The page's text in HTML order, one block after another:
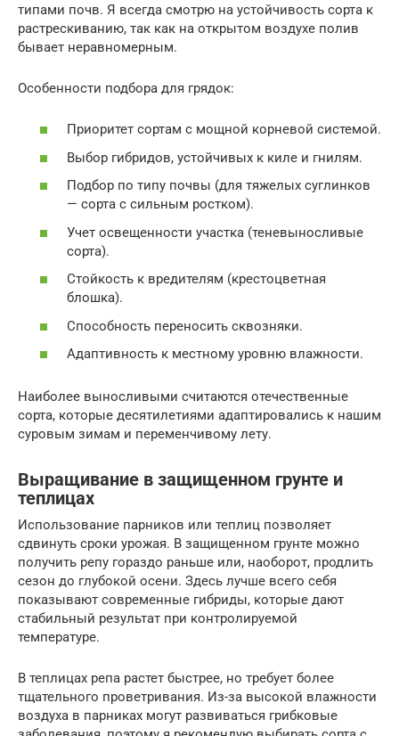
типами почв. Я всегда смотрю на устойчивость сорта к
растрескиванию, так как на открытом воздухе полив
бывает неравномерным.
Особенности подбора для грядок:
Приоритет сортам с мощной корневой системой.
Выбор гибридов, устойчивых к киле и гнилям.
Подбор по типу почвы (для тяжелых суглинков
— сорта с сильным ростком).
Учет освещенности участка (теневыносливые
сорта).
Стойкость к вредителям (крестоцветная
блошка).
Способность переносить сквозняки.
Адаптивность к местному уровню влажности.
Наиболее выносливыми считаются отечественные
сорта, которые десятилетиями адаптировались к нашим
суровым зимам и переменчивому лету.
Выращивание в защищенном грунте и
теплицах
Использование парников или теплиц позволяет
сдвинуть сроки урожая. В защищенном грунте можно
получить репу гораздо раньше или, наоборот, продлить
сезон до глубокой осени. Здесь лучше всего себя
показывают современные гибриды, которые дают
стабильный результат при контролируемой
температуре.
В теплицах репа растет быстрее, но требует более
тщательного проветривания. Из-за высокой влажности
воздуха в парниках могут развиваться грибковые